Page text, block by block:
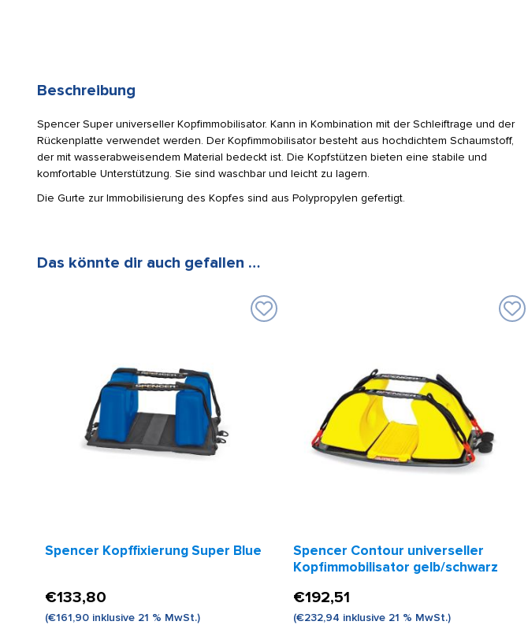
Beschreibung
Spencer Super universeller Kopfimmobilisator. Kann in Kombination mit der Schleiftrage und der
Rückenplatte verwendet werden. Der Kopfimmobilisator besteht aus hochdichtem Schaumstoff,
der mit wasserabweisendem Material bedeckt ist. Die Kopfstützen bieten eine stabile und
komfortable Unterstützung. Sie sind waschbar und leicht zu lagern.
Die Gurte zur Immobilisierung des Kopfes sind aus Polypropylen gefertigt.
Das könnte dir auch gefallen …
Spencer Kopffixierung Super Blue
€133,80
(€161,90 inklusive 21 % MwSt.)
Spencer Contour universeller
Kopfimmobilisator gelb/schwarz
€192,51
(€232,94 inklusive 21 % MwSt.)